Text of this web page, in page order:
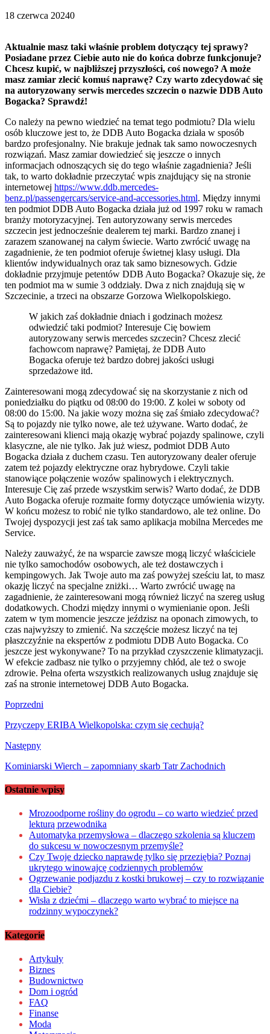
18 czerwca 20240
Aktualnie masz taki właśnie problem dotyczący tej sprawy?
Posiadane przez Ciebie auto nie do końca dobrze funkcjonuje?
Chcesz kupić, w najbliższej przyszłości, coś nowego? A może
masz zamiar zlecić komuś naprawę? Czy warto zdecydować się
na autoryzowany serwis mercedes szczecin o nazwie DDB Auto
Bogacka? Sprawdź!
Co należy na pewno wiedzieć na temat tego podmiotu? Dla wielu
osób kluczowe jest to, że DDB Auto Bogacka działa w sposób
bardzo profesjonalny. Nie brakuje jednak tak samo nowoczesnych
rozwiązań. Masz zamiar dowiedzieć się jeszcze o innych
informacjach odnoszących się do tego właśnie zagadnienia? Jeśli
tak, to warto dokładnie przeczytać wpis znajdujący się na stronie
internetowej https://www.ddb.mercedes-
benz.pl/passengercars/service-and-accessories.html. Między innymi
ten podmiot DDB Auto Bogacka działa już od 1997 roku w ramach
branży motoryzacyjnej. Ten autoryzowany serwis mercedes
szczecin jest jednocześnie dealerem tej marki. Bardzo znanej i
zarazem szanowanej na całym świecie. Warto zwrócić uwagę na
zagadnienie, że ten podmiot oferuje świetnej klasy usługi. Dla
klientów indywidualnych oraz tak samo biznesowych. Gdzie
dokładnie przyjmuje petentów DDB Auto Bogacka? Okazuje się, że
ten podmiot ma w sumie 3 oddziały. Dwa z nich znajdują się w
Szczecinie, a trzeci na obszarze Gorzowa Wielkopolskiego.
W jakich zaś dokładnie dniach i godzinach możesz
odwiedzić taki podmiot? Interesuje Cię bowiem
autoryzowany serwis mercedes szczecin? Chcesz zlecić
fachowcom naprawę? Pamiętaj, że DDB Auto
Bogacka oferuje też bardzo dobrej jakości usługi
sprzedażowe itd.
Zainteresowani mogą zdecydować się na skorzystanie z nich od
poniedziałku do piątku od 08:00 do 19:00. Z kolei w soboty od
08:00 do 15:00. Na jakie wozy można się zaś śmiało zdecydować?
Są to pojazdy nie tylko nowe, ale też używane. Warto dodać, że
zainteresowani klienci mają okazję wybrać pojazdy spalinowe, czyli
klasyczne, ale nie tylko. Jak już wiesz, podmiot DDB Auto
Bogacka działa z duchem czasu. Ten autoryzowany dealer oferuje
zatem też pojazdy elektryczne oraz hybrydowe. Czyli takie
stanowiące połączenie wozów spalinowych i elektrycznych.
Interesuje Cię zaś przede wszystkim serwis? Warto dodać, że DDB
Auto Bogacka oferuje rozmaite formy dotyczące umówienia wizyty.
W końcu możesz to robić nie tylko standardowo, ale też online. Do
Twojej dyspozycji jest zaś tak samo aplikacja mobilna Mercedes me
Service.
Należy zauważyć, że na wsparcie zawsze mogą liczyć właściciele
nie tylko samochodów osobowych, ale też dostawczych i
kempingowych. Jak Twoje auto ma zaś powyżej sześciu lat, to masz
okazję liczyć na specjalne zniżki… Warto zwrócić uwagę na
zagadnienie, że zainteresowani mogą również liczyć na szereg usług
dodatkowych. Chodzi między innymi o wymienianie opon. Jeśli
zatem w tym momencie jeszcze jeździsz na oponach zimowych, to
czas najwyższy to zmienić. Na szczęście możesz liczyć na tej
płaszczyźnie na ekspertów z podmiotu DDB Auto Bogacka. Co
jeszcze jest wykonywane? To na przykład czyszczenie klimatyzacji.
W efekcie zadbasz nie tylko o przyjemny chłód, ale też o swoje
zdrowie. Pełna oferta wszystkich realizowanych usług znajduje się
zaś na stronie internetowej DDB Auto Bogacka.
Nawigacja
wpisu
Poprzedni
Przyczepy ERIBA Wielkopolska: czym się cechują?
Następny
Kominiarski Wierch – zapomniany skarb Tatr Zachodnich
Ostatnie wpisy
Mrozoodporne rośliny do ogrodu – co warto wiedzieć przed
lekturą przewodnika
Automatyka przemysłowa – dlaczego szkolenia są kluczem
do sukcesu w nowoczesnym przemyśle?
Czy Twoje dziecko naprawdę tylko się przeziębia? Poznaj
ukrytego winowajcę codziennych problemów
Ogrzewanie podjazdu z kostki brukowej – czy to rozwiązanie
dla Ciebie?
Wisła z dziećmi – dlaczego warto wybrać to miejsce na
rodzinny wypoczynek?
Kategorie
Artykuły
Biznes
Budownictwo
Dom i ogród
FAQ
Finanse
Moda